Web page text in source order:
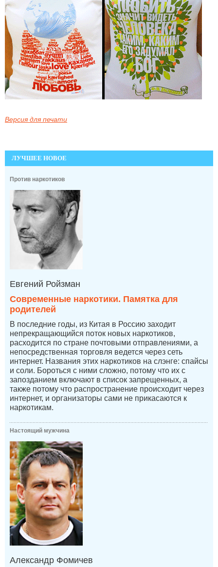
Версия для печати
ЛУЧШЕЕ НОВОЕ
Против наркотиков
Евгений Ройзман
Современные наркотики. Памятка для
родителей
В последние годы, из Китая в Россию заходит
непрекращающийся поток новых наркотиков,
расходится по стране почтовыми отправлениями, а
непосредственная торговля ведется через сеть
интернет. Названия этих наркотиков на слэнге: спайсы
и соли. Бороться с ними сложно, потому что их с
запозданием включают в список запрещенных, а
также потому что распространение происходит через
интернет, и организаторы сами не прикасаются к
наркотикам.
Настоящий мужчина
Александр Фомичев